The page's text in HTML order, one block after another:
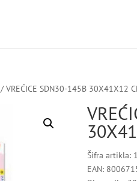
/ VREĆICE SDN30-145B 30X41X12
Šifra artikla:
EAN: